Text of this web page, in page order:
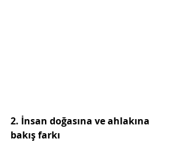
2. İnsan doğasına ve ahlakına
bakış farkı